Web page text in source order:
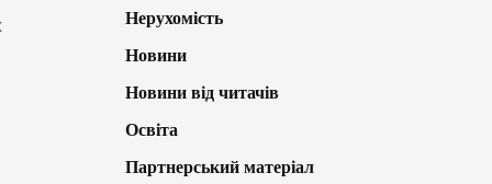
Нерухомість
Новини
Новини від читачів
Освіта
Партнерський матеріал